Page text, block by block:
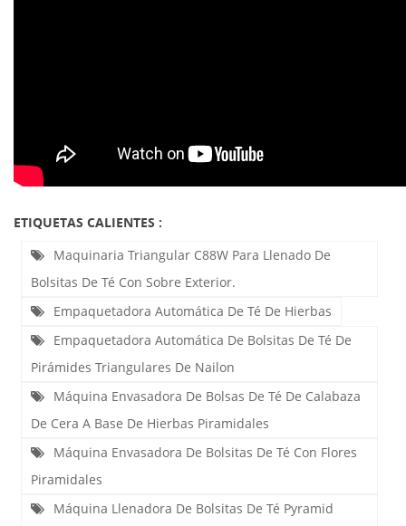
ETIQUETAS CALIENTES :
Maquinaria Triangular C88W Para Llenado De
Bolsitas De Té Con Sobre Exterior.
Empaquetadora Automática De Té De Hierbas
Empaquetadora Automática De Bolsitas De Té De
Pirámides Triangulares De Nailon
Máquina Envasadora De Bolsas De Té De Calabaza
De Cera A Base De Hierbas Piramidales
Máquina Envasadora De Bolsitas De Té Con Flores
Piramidales
Máquina Llenadora De Bolsitas De Té Pyramid